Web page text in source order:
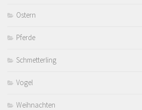
Ostern
Pferde
Schmetterling
Vogel
Weihnachten